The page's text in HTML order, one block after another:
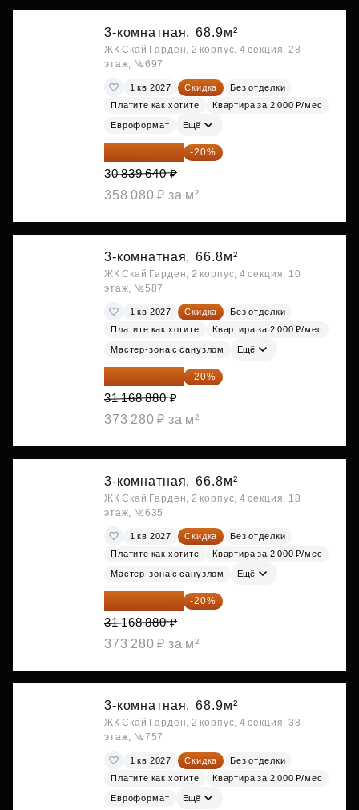
3-комнатная, 68.9м²
ЖК Скай Гарден, 2 корпус, 4 секция, 28
этаж, №697
1 кв 2027 Скидка
Без отделки
Платите как хотите
Квартира за 2 000 ₽/мес
Евроформат Ещё
24 671 712 ₽ -20%
30 839 640 ₽
358 080 ₽ за м²
3-комнатная, 66.8м²
ЖК Скай Гарден, 2 корпус, 4 секция, 10
этаж, №587
1 кв 2027 Скидка
Без отделки
Платите как хотите
Квартира за 2 000 ₽/мес
Мастер-зона с санузлом Ещё
24 935 104 ₽ -20%
31 168 880 ₽
373 280 ₽ за м²
3-комнатная, 66.8м²
ЖК Скай Гарден, 2 корпус, 4 секция, 18
этаж, №635
1 кв 2027 Скидка
Без отделки
Платите как хотите
Квартира за 2 000 ₽/мес
Мастер-зона с санузлом Ещё
24 935 104 ₽ -20%
31 168 880 ₽
373 280 ₽ за м²
3-комнатная, 68.9м²
ЖК Скай Гарден, 2 корпус, 4 секция, 38
этаж, №757
1 кв 2027 Скидка
Без отделки
Платите как хотите
Квартира за 2 000 ₽/мес
Евроформат Ещё